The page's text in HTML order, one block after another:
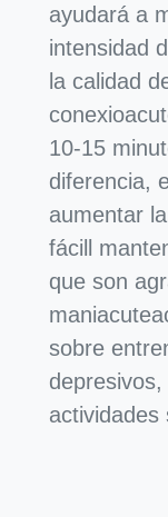
ayudará a
intensidad
la calidad
10-15
diferencia,
aumentar
fácill
que son
sobre
actividades